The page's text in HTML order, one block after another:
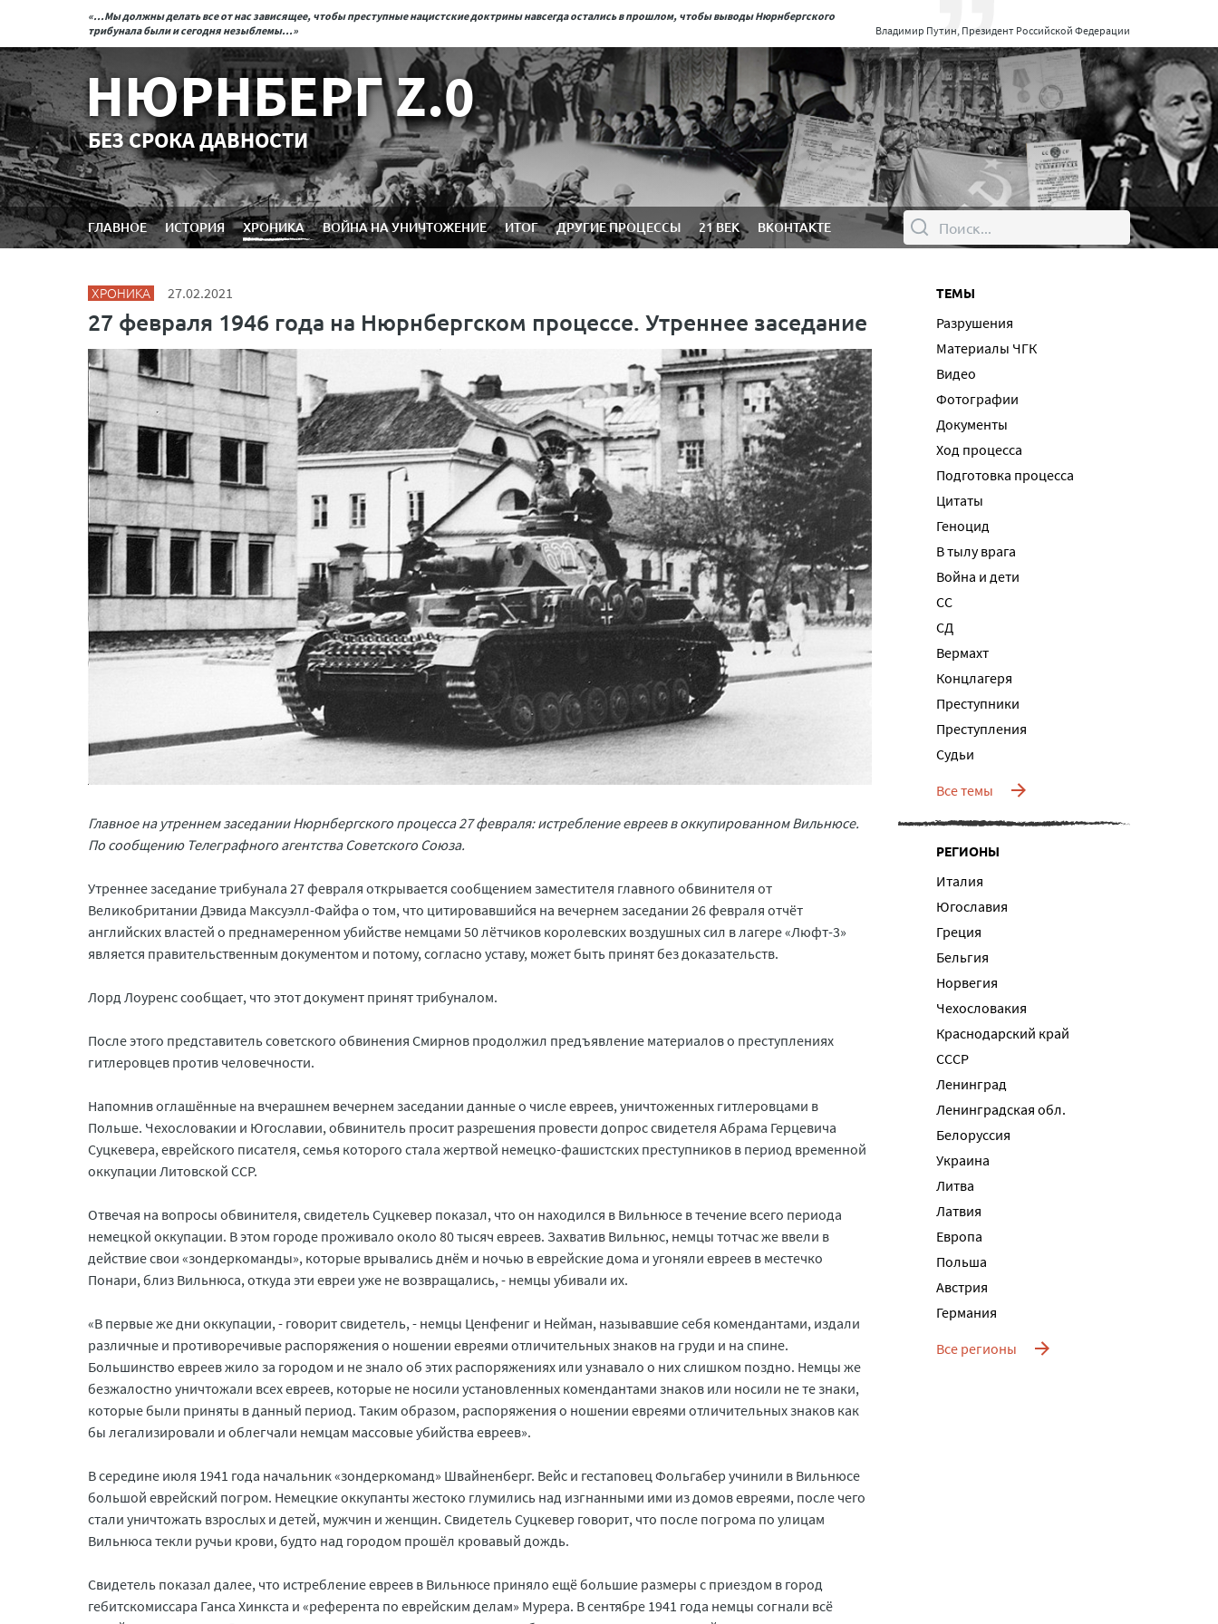
«...Мы должны делать все от нас зависящее, чтобы преступные нацистские доктрины навсегда остались в прошлом, чтобы выводы Нюрнбергского
трибунала были и сегодня незыблемы...»
Владимир Путин, Президент Российской Федерации
НЮРНБЕРГ Z.0
БЕЗ СРОКА ДАВНОСТИ
ГЛАВНОЕ ИСТОРИЯ ХРОНИКА ВОЙНА НА УНИЧТОЖЕНИЕ ИТОГ ДРУГИЕ ПРОЦЕССЫ 21 ВЕК ВКОНТАКТЕ
ХРОНИКА 27.02.2021
27 февраля 1946 года на Нюрнбергском процессе. Утреннее заседание
Главное на утреннем заседании Нюрнбергского процесса 27 февраля: истребление евреев в оккупированном Вильнюсе.
По сообщению Телеграфного агентства Советского Союза.
Утреннее заседание трибунала 27 февраля открывается сообщением заместителя главного обвинителя от
Великобритании Дэвида Максуэлл-Файфа о том, что цитировавшийся на вечернем заседании 26 февраля отчёт
английских властей о преднамеренном убийстве немцами 50 лётчиков королевских воздушных сил в лагере «Люфт-3»
является правительственным документом и потому, согласно уставу, может быть принят без доказательств.
Лорд Лоуренс сообщает, что этот документ принят трибуналом.
После этого представитель советского обвинения Смирнов продолжил предъявление материалов о преступлениях
гитлеровцев против человечности.
Напомнив оглашённые на вчерашнем вечернем заседании данные о числе евреев, уничтоженных гитлеровцами в
Польше. Чехословакии и Югославии, обвинитель просит разрешения провести допрос свидетеля Абрама Герцевича
Суцкевера, еврейского писателя, семья которого стала жертвой немецко-фашистских преступников в период временной
оккупации Литовской ССР.
Отвечая на вопросы обвинителя, свидетель Суцкевер показал, что он находился в Вильнюсе в течение всего периода
немецкой оккупации. В этом городе проживало около 80 тысяч евреев. Захватив Вильнюс, немцы тотчас же ввели в
действие свои «зондеркоманды», которые врывались днём и ночью в еврейские дома и угоняли евреев в местечко
Понари, близ Вильнюса, откуда эти евреи уже не возвращались, - немцы убивали их.
«В первые же дни оккупации, - говорит свидетель, - немцы Ценфениг и Нейман, называвшие себя комендантами, издали
различные и противоречивые распоряжения о ношении евреями отличительных знаков на груди и на спине.
Большинство евреев жило за городом и не знало об этих распоряжениях или узнавало о них слишком поздно. Немцы же
безжалостно уничтожали всех евреев, которые не носили установленных комендантами знаков или носили не те знаки,
которые были приняты в данный период. Таким образом, распоряжения о ношении евреями отличительных знаков как
бы легализировали и облегчали немцам массовые убийства евреев».
В середине июля 1941 года начальник «зондеркоманд» Швайненберг. Вейс и гестаповец Фольгабер учинили в Вильнюсе
большой еврейский погром. Немецкие оккупанты жестоко глумились над изгнанными ими из домов евреями, после чего
стали уничтожать взрослых и детей, мужчин и женщин. Свидетель Суцкевер говорит, что после погрома по улицам
Вильнюса текли ручьи крови, будто над городом прошёл кровавый дождь.
Свидетель показал далее, что истребление евреев в Вильнюсе приняло ещё большие размеры с приездом в город
гебитскомиссара Ганса Хинкста и «референта по еврейским делам» Мурера. В сентябре 1941 года немцы согнали всё
ТЕМЫ
Разрушения
Материалы ЧГК
Видео
Фотографии
Документы
Ход процесса
Подготовка процесса
Цитаты
Геноцид
В тылу врага
Война и дети
СС
СД
Вермахт
Концлагеря
Преступники
Преступления
Судьи
Все темы
РЕГИОНЫ
Италия
Югославия
Греция
Бельгия
Норвегия
Чехословакия
Краснодарский край
СССР
Ленинград
Ленинградская обл.
Белоруссия
Украина
Литва
Латвия
Европа
Польша
Австрия
Германия
Все регионы